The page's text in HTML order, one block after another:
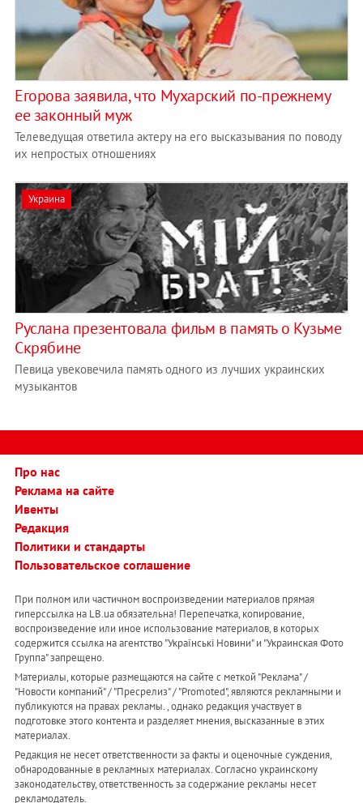
Егорова заявила, что Мухарский по-прежнему
ее законный муж
Телеведущая ответила актеру на его высказывания по поводу
их непростых отношениях
Украина
Руслана презентовала фильм в память о Кузьме
Скрябине
Певица увековечила память одного из лучших украинских
музыкантов
Про нас
Реклама на сайте
Ивенты
Редакция
Политики и стандарты
Пользовательское соглашение
При полном или частичном воспроизведении материалов прямая
гиперссылка на LB.ua обязательна! Перепечатка, копирование,
воспроизведение или иное использование материалов, в которых
содержится ссылка на агентство "Українськi Новини" и "Украинская Фото
Группа" запрещено.
Материалы, которые размещаются на сайте с меткой "Реклама" /
"Новости компаний" / "Пресрелиз" / "Promoted", являются рекламными и
публикуются на правах рекламы. , однако редакция участвует в
подготовке этого контента и разделяет мнения, высказанные в этих
материалах.
Редакция не несет ответственности за факты и оценочные суждения,
обнародованные в рекламных материалах. Согласно украинскому
законодательству, ответственность за содержание рекламы несет
рекламодатель.